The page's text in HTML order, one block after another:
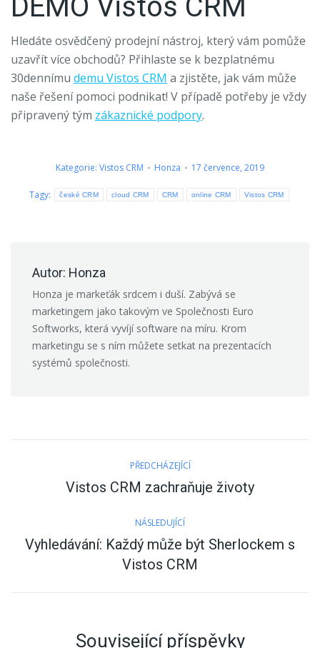
DEMO Vistos CRM
Hledáte osvědčený prodejní nástroj, který vám pomůže
uzavřít více obchodů? Přihlaste se k bezplatnému
30dennímu demu Vistos CRM a zjistěte, jak vám může
naše řešení pomoci podnikat! V případě potřeby je vždy
připravený tým zákaznické podpory.
Kategorie: Vistos CRM Honza 17 července, 2019
Tagy: české CRM cloud CRM CRM online CRM Vistos CRM
Autor: Honza
Honza je markeťák srdcem i duší. Zabývá se
marketingem jako takovým ve Společnosti Euro
Softworks, která vyvíjí software na míru. Krom
marketingu se s ním můžete setkat na prezentacích
systémů společnosti.
navigation
PŘEDCHÁZEJÍCÍ
Previous
Vistos CRM zachraňuje životy
NÁSLEDUJÍCÍ
Next
post:
Vyhledávání: Každý může být Sherlockem s
Vistos CRM
Související příspěvky